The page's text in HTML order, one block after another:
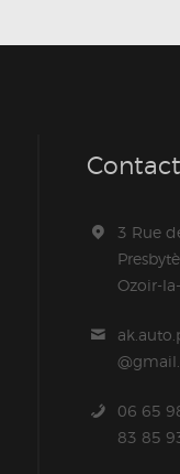
3 Rue
Ozoir-
06 65
83 85